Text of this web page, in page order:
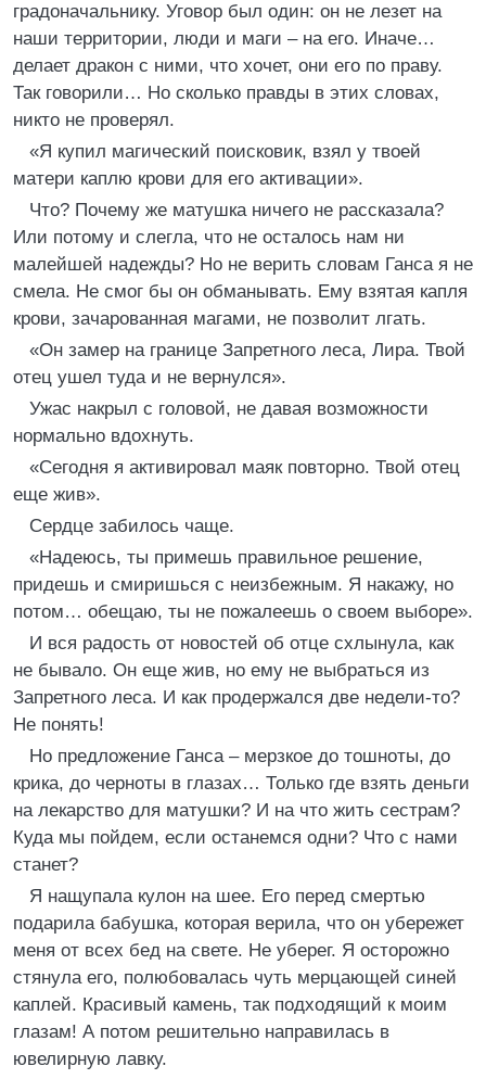
градоначальнику. Уговор был один: он не лезет на
наши территории, люди и маги – на его. Иначе…
делает дракон с ними, что хочет, они его по праву.
Так говорили… Но сколько правды в этих словах,
никто не проверял.
«Я купил магический поисковик, взял у твоей
матери каплю крови для его активации».
Что? Почему же матушка ничего не рассказала?
Или потому и слегла, что не осталось нам ни
малейшей надежды? Но не верить словам Ганса я не
смела. Не смог бы он обманывать. Ему взятая капля
крови, зачарованная магами, не позволит лгать.
«Он замер на границе Запретного леса, Лира. Твой
отец ушел туда и не вернулся».
Ужас накрыл с головой, не давая возможности
нормально вдохнуть.
«Сегодня я активировал маяк повторно. Твой отец
еще жив».
Сердце забилось чаще.
«Надеюсь, ты примешь правильное решение,
придешь и смиришься с неизбежным. Я накажу, но
потом… обещаю, ты не пожалеешь о своем выборе».
И вся радость от новостей об отце схлынула, как
не бывало. Он еще жив, но ему не выбраться из
Запретного леса. И как продержался две недели-то?
Не понять!
Но предложение Ганса – мерзкое до тошноты, до
крика, до черноты в глазах… Только где взять деньги
на лекарство для матушки? И на что жить сестрам?
Куда мы пойдем, если останемся одни? Что с нами
станет?
Я нащупала кулон на шее. Его перед смертью
подарила бабушка, которая верила, что он убережет
меня от всех бед на свете. Не уберег. Я осторожно
стянула его, полюбовалась чуть мерцающей синей
каплей. Красивый камень, так подходящий к моим
глазам! А потом решительно направилась в
ювелирную лавку.